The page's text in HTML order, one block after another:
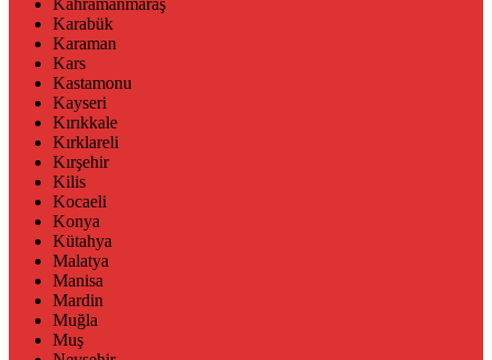
Kahramanmaraş
Karabük
Karaman
Kars
Kastamonu
Kayseri
Kırıkkale
Kırklareli
Kırşehir
Kilis
Kocaeli
Konya
Kütahya
Malatya
Manisa
Mardin
Muğla
Muş